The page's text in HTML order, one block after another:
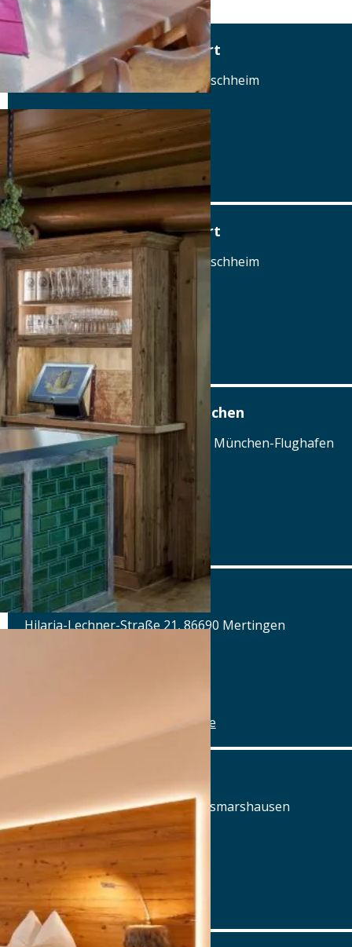
Hotel Gasthof Schäfflerwirt
Feldkirchner Straße 16, 85609 Aschheim
Tel.: Tel.: 089-9005010
Details
www.schafflerwirt.de
Hotel Gasthof Schäfflerwirt
Feldkirchner Straße 16, 85609 Aschheim
Tel.: Tel.: 089-9005010
Details
www.schafflerwirt.de
Airbräu am Flughafen München
Terminalstraße Mitte 18, 85356 München-Flughafen
Tel.: Tel.: 089 - 97593111
Details
www.airbraeu.de
Alte Brauerei Mertingen
Hilaria-Lechner-Straße 21, 86690 Mertingen
www.alte-brauerei-mertingen.de
Alte Posthalterei
Augsburger Straße 2, 86441 Zusmarshausen
Tel.: Tel.: 08291-858220
Details
www.posthalterei.com